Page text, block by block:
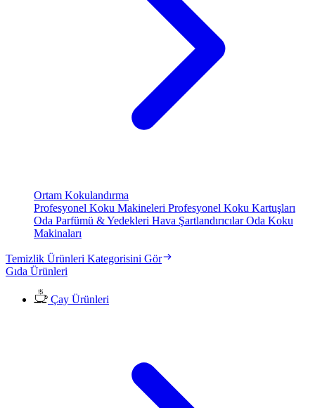
Ortam Kokulandırma
Profesyonel Koku Makineleri Profesyonel Koku Kartuşları
Oda Parfümü & Yedekleri Hava ŞartlandırıcılarOda Koku
Makinaları
Temizlik Ürünleri Kategorisini Gör
Gıda Ürünleri
Çay Ürünleri